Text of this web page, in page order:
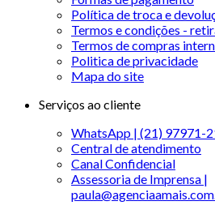
Política de troca e
Termos e condições -
Termos de compras
Politica de privacidade
Mapa do site
Serviços ao cliente
WhatsApp | (21) 97971-
Central de atendimento
Canal Confidencial
Assessoria de Imprensa |